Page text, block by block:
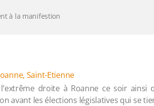
à la manifestion
, Saint-Etienne
droite à Roanne ce soir ainsi
avant les élections législatives qui se